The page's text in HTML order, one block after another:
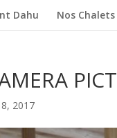
Dahu Nos Chalets
2017